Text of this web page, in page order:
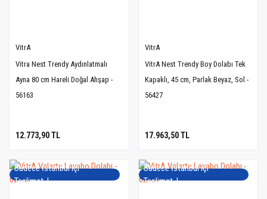
VitrA
Vitra Nest Trendy Aydınlatmalı
Ayna 80 cm Hareli Doğal Ahşap -
56163
12.773,90 TL
VitrA
VitrA Nest Trendy Boy Dolabı Tek
Kapaklı, 45 cm, Parlak Beyaz, Sol -
56427
17.963,50 TL
Sadece İstanbul içi
Teslimat..!
Sadece İstanbul içi
Teslimat..!